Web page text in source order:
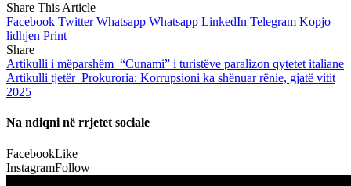
Share This Article
Facebook Twitter Whatsapp Whatsapp LinkedIn Telegram Kopjo
lidhjen Print
Share
Artikulli i mëparshëm “Cunami” i turistëve paralizon qytetet italiane
Artikulli tjetër Prokuroria: Korrupsioni ka shënuar rënie, gjatë vitit
2025
Na ndiqni në rrjetet sociale
FacebookLike
InstagramFollow